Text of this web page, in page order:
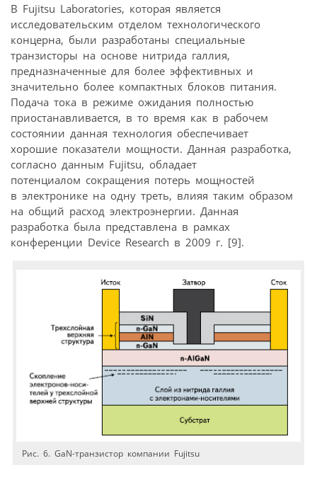
В Fujitsu Laboratories, которая является
исследовательским отделом технологического
концерна, были разработаны специальные
транзисторы на основе нитрида галлия,
предназначенные для более эффективных и
значительно более компактных блоков питания.
Подача тока в режиме ожидания полностью
приостанавливается, в то время как в рабочем
состоянии данная технология обеспечивает
хорошие показатели мощности. Данная разработка,
согласно данным Fujitsu, обладает
потенциалом сокращения потерь мощностей
в электронике на одну треть, влияя таким образом
на общий расход электроэнергии. Данная
разработка была представлена в рамках
конференции Device Research в 2009 г. [9].
Рис. 6. GaN-транзистор компании Fujitsu